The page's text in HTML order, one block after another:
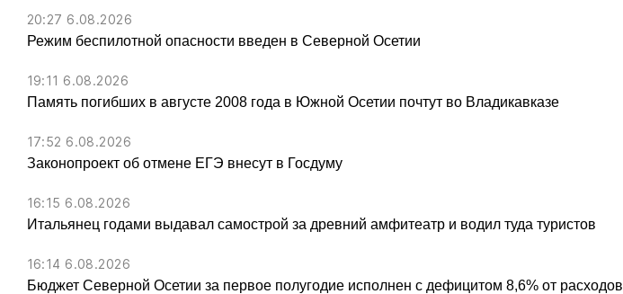
20:27 6.08.2026
Режим беспилотной опасности введен в Северной Осетии
19:11 6.08.2026
Память погибших в августе 2008 года в Южной Осетии почтут во Владикавказе
17:52 6.08.2026
Законопроект об отмене ЕГЭ внесут в Госдуму
16:15 6.08.2026
Итальянец годами выдавал самострой за древний амфитеатр и водил туда туристов
16:14 6.08.2026
Бюджет Северной Осетии за первое полугодие исполнен с дефицитом 8,6% от расходов